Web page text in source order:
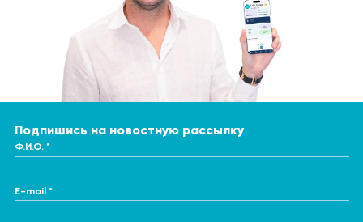
Подпишись на новостную рассылку
Ф.И.О. *
E-mail *